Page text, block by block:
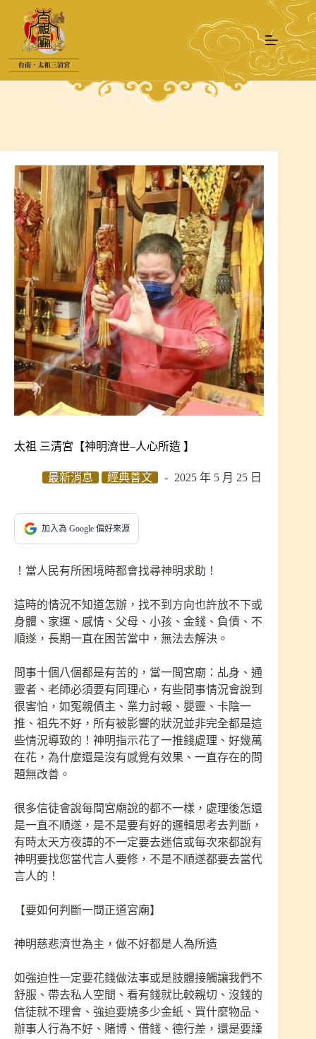
要
太祖 三清宮【神明濟世–人心所造 】
最新消息 經典善文 2025 年 5 月 25 日
加入為 Google 偏好來源
！當人民有所困境時都會找尋神明求助！
這時的情況不知道怎辦，找不到方向也許放不下或
身體、家運、感情、父母、小孩、金錢、負債、不
順遂，長期一直在困苦當中，無法去解決。
問事十個八個都是有苦的，當一間宮廟：乩身、通
靈者、老師必須要有同理心，有些問事情況會說到
很害怕，如冤親債主、業力討報、嬰靈、卡陰一
推、祖先不好，所有被影響的狀況並非完全都是這
些情況導致的！神明指示花了一推錢處理、好幾萬
在花，為什麼還是沒有感覺有效果、一直存在的問
題無改善。
很多信徒會說每間宮廟說的都不一樣，處理後怎還
是一直不順遂，是不是要有好的邏輯思考去判斷，
有時太天方夜譚的不一定要去迷信或每次來都說有
神明要找您當代言人要修，不是不順遂都要去當代
言人的！
【要如何判斷一間正道宮廟】
神明慈悲濟世為主，做不好都是人為所造
如強迫性一定要花錢做法事或是肢體接觸讓我們不
舒服、帶去私人空間、看有錢就比較親切、沒錢的
信徒就不理會、強迫要燒多少金紙、買什麼物品、
辦事人行為不好、賭博、借錢、德行差，還是要謹